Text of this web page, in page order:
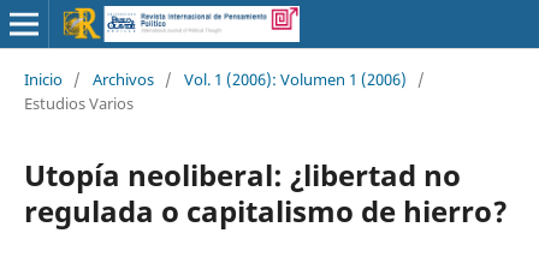
Inicio / Archivos / Vol. 1 (2006): Volumen 1 (2006)
/
Estudios Varios
Utopía neoliberal: ¿libertad no
regulada o capitalismo de hierro?